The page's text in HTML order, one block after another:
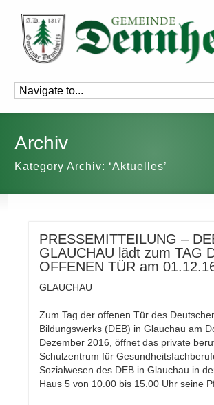
Archiv
Kategory Archiv: ‘Aktuelles’
PRESSEMITTEILUNG –
GLAUCHAU lädt zum TAG
OFFENEN TÜR am
GLAUCHAU
Zum Tag der offenen Tür des
Bildungswerks (DEB) in Glauchau am
Dezember 2016, öffnet das private
Schulzentrum für
Sozialwesen des DEB in Glauchau in
Haus 5 von 10.00 bis 15.00 Uhr seine